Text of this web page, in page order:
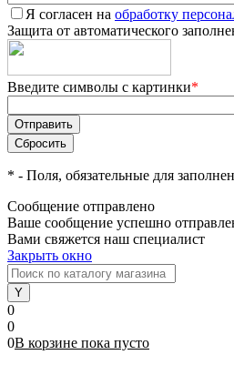
Я согласен на обработку
Защита от автоматического
Введите символы с картинки*
* - Поля, обязательные для
Сообщение отправлено
Ваше сообщение успешно
Вами свяжется наш специалист
Закрыть окно
0
0
0В корзине пока пусто